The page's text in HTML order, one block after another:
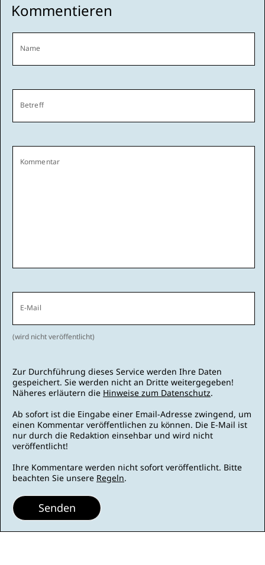
Kommentieren
Name
Betreff
Kommentar
E-Mail
(wird nicht veröffentlicht)
Zur Durchführung dieses Service werden Ihre Daten
gespeichert. Sie werden nicht an Dritte weitergegeben!
Näheres erläutern die Hinweise zum Datenschutz.
Ab sofort ist die Eingabe einer Email-Adresse zwingend, um
einen Kommentar veröffentlichen zu können. Die E-Mail ist
nur durch die Redaktion einsehbar und wird nicht
veröffentlicht!
Ihre Kommentare werden nicht sofort veröffentlicht. Bitte
beachten Sie unsere Regeln.
Senden